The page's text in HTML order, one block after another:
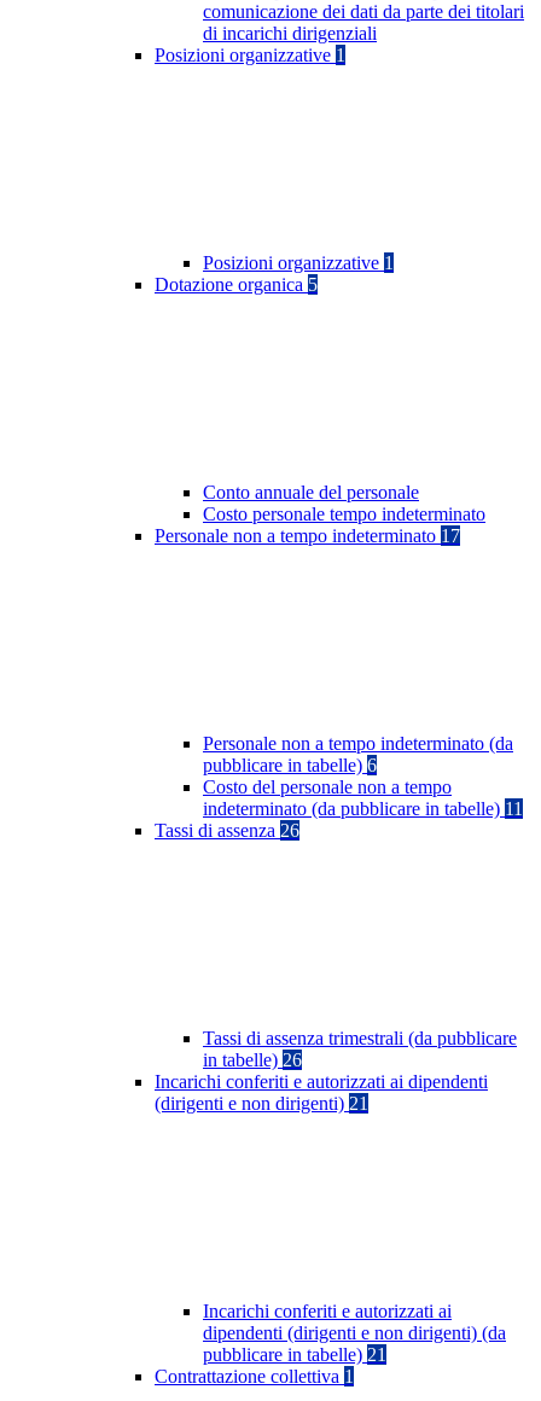
comunicazione dei dati da parte dei titolari
di incarichi dirigenziali
Posizioni organizzative 1
Posizioni organizzative 1
Dotazione organica 5
Conto annuale del personale
Costo personale tempo indeterminato
Personale non a tempo indeterminato 17
Personale non a tempo indeterminato (da
pubblicare in tabelle) 6
Costo del personale non a tempo
indeterminato (da pubblicare in tabelle) 11
Tassi di assenza 26
Tassi di assenza trimestrali (da pubblicare
in tabelle) 26
Incarichi conferiti e autorizzati ai dipendenti
(dirigenti e non dirigenti) 21
Incarichi conferiti e autorizzati ai
dipendenti (dirigenti e non dirigenti) (da
pubblicare in tabelle) 21
Contrattazione collettiva 1